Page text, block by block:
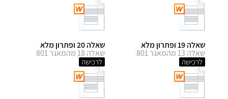
שאלה 19 ופתרון מלא
שאלה 13 מהמאגר 801
לרכישה
שאלה 20 ופתרון מלא
שאלה 18 מהמאגר 801
לרכישה